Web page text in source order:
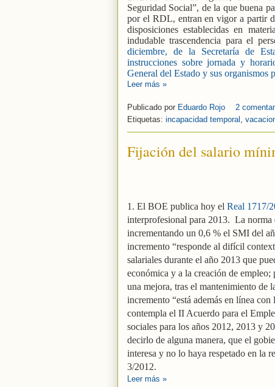
Seguridad Social”, de la que buena
por el RDL, entran en vigor a partir
disposiciones establecidas en
indudable trascendencia para el
diciembre, de la Secretaría de
instrucciones sobre jornada y
General del Estado y sus organismos
Leer más »
Publicado por Eduardo Rojo
2
Etiquetas: incapacidad temporal ,
Fijación del salario
1. El BOE publica hoy el Real 1717/
interprofesional para 2013. La norma
incrementando un 0,6 % el SMI del
incremento “responde al difícil
salariales durante el año 2013 que
económica y a la creación de
una mejora, tras el mantenimiento de
incremento “está además en línea
contempla el II Acuerdo para el
sociales para los años 2012, 2013 y
decirlo de alguna manera, que el
interesa y no lo haya respetado en la
3/2012.
Leer más »